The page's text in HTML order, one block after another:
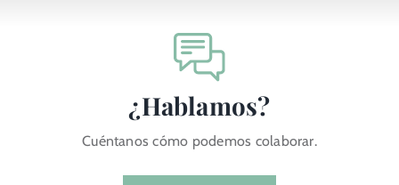
¿Hablamos?
Cuéntanos cómo podemos colaborar.